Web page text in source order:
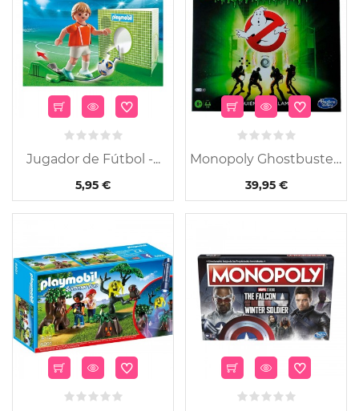
Jugador de Fútbol -...
5,95 €
Monopoly Ghostbusters
39,95 €